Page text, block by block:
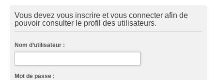
Vous devez vous inscrire et vous connecter afin de
pouvoir consulter le profil des utilisateurs.
Nom d’utilisateur :
Mot de passe :